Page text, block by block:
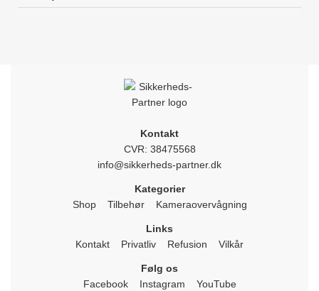
Kontakt
CVR: 38475568
info@sikkerheds-partner.dk
Kategorier
Shop
Tilbehør Kameraovervågning
Links
Kontakt
Privatliv Refusion Vilkår
Følg os
Facebook
Instagram YouTube